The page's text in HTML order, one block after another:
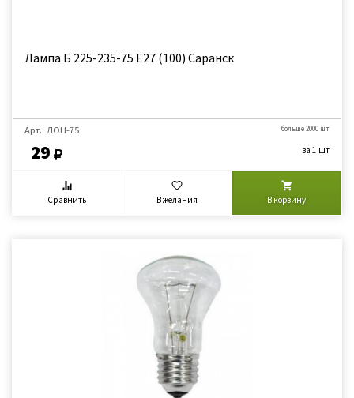
Лампа Б 225-235-75 Е27 (100) Саранск
Арт.: ЛОН-75
29
больше 2000 шт
за 1 шт
Сравнить В желания В корзину